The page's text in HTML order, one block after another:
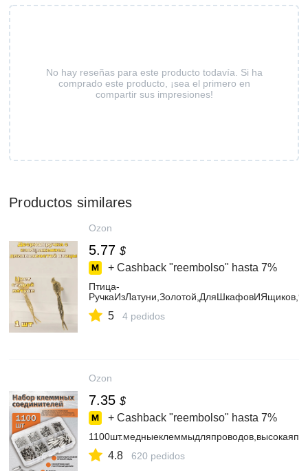
No hay reseñas para este producto todavía. Si ha
comprado este producto, ¡sea el primero en
compartir sus impresiones!
Productos similares
Ozon
5.77 $
+ Cashback "reembolso" hasta 7%
Птица-
5 4 pedidos
Ozon
7.35 $
+ Cashback "reembolso" hasta 7%
4.8 620 pedidos